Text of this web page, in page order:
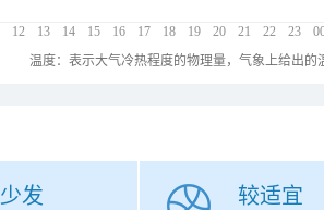
12 13 14 15 16 17 18 19 20 21 22 23
温度：表示大气冷热程度的物理量，气象上给出
少发 较适宜